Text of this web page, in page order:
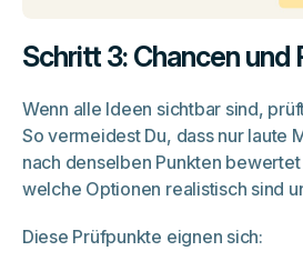
Schritt 3: Chancen
Wenn alle Ideen sichtbar sind,
So vermeidest Du, dass nur laute
nach denselben Punkten
welche Optionen realistisch sind
Diese Prüfpunkte eignen sich: